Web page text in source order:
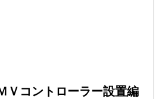
Ｖコントローラー設置編